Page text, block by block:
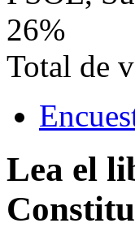
26%
Total de
Lea el